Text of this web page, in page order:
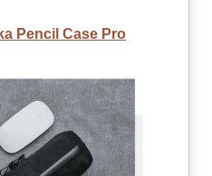
Pencil Case Pro